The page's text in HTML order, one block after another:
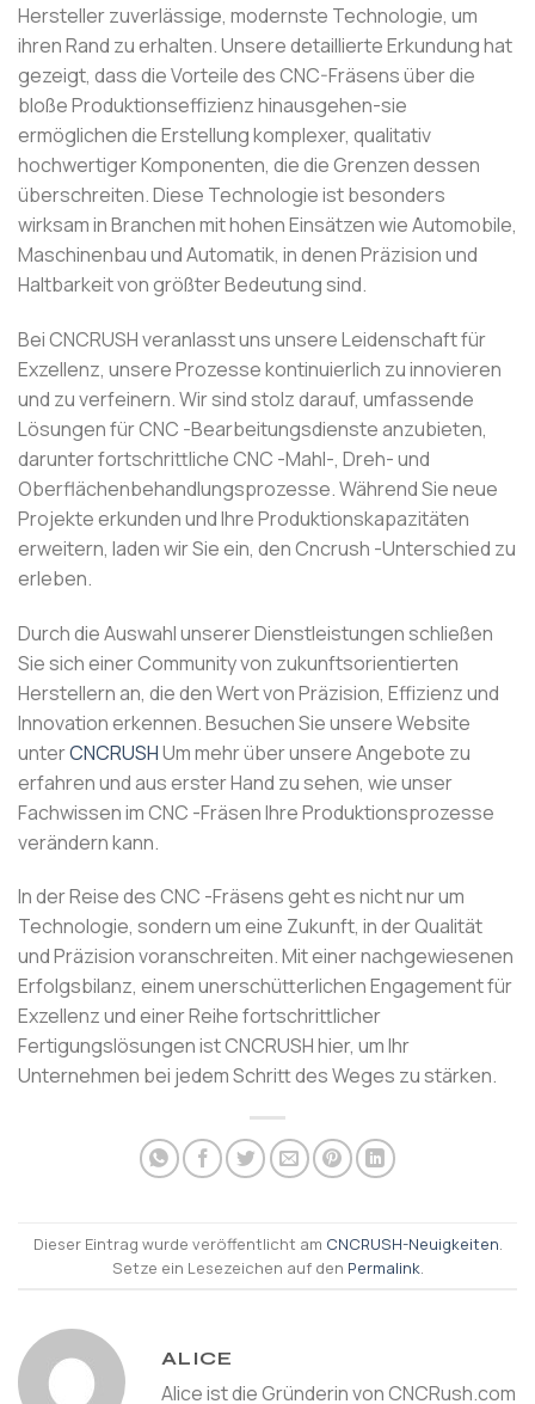
Hersteller zuverlässige, modernste Technologie, um
ihren Rand zu erhalten. Unsere detaillierte Erkundung hat
gezeigt, dass die Vorteile des CNC-Fräsens über die
bloße Produktionseffizienz hinausgehen-sie
ermöglichen die Erstellung komplexer, qualitativ
hochwertiger Komponenten, die die Grenzen dessen
überschreiten. Diese Technologie ist besonders
wirksam in Branchen mit hohen Einsätzen wie Automobile,
Maschinenbau und Automatik, in denen Präzision und
Haltbarkeit von größter Bedeutung sind.
Bei CNCRUSH veranlasst uns unsere Leidenschaft für
Exzellenz, unsere Prozesse kontinuierlich zu innovieren
und zu verfeinern. Wir sind stolz darauf, umfassende
Lösungen für CNC -Bearbeitungsdienste anzubieten,
darunter fortschrittliche CNC -Mahl-, Dreh- und
Oberflächenbehandlungsprozesse. Während Sie neue
Projekte erkunden und Ihre Produktionskapazitäten
erweitern, laden wir Sie ein, den Cncrush -Unterschied zu
erleben.
Durch die Auswahl unserer Dienstleistungen schließen
Sie sich einer Community von zukunftsorientierten
Herstellern an, die den Wert von Präzision, Effizienz und
Innovation erkennen. Besuchen Sie unsere Website
unterCNCRUSHUm mehr über unsere Angebote zu
erfahren und aus erster Hand zu sehen, wie unser
Fachwissen im CNC -Fräsen Ihre Produktionsprozesse
verändern kann.
In der Reise des CNC -Fräsens geht es nicht nur um
Technologie, sondern um eine Zukunft, in der Qualität
und Präzision voranschreiten. Mit einer nachgewiesenen
Erfolgsbilanz, einem unerschütterlichen Engagement für
Exzellenz und einer Reihe fortschrittlicher
Fertigungslösungen ist CNCRUSH hier, um Ihr
Unternehmen bei jedem Schritt des Weges zu stärken.
Dieser Eintrag wurde veröffentlicht am CNCRUSH-Neuigkeiten.
Setze ein Lesezeichen auf den Permalink.
ALICE
Alice ist die Gründerin von CNCRush.com